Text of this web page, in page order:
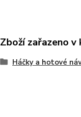
Zboží zařazeno
Háčky a hotové